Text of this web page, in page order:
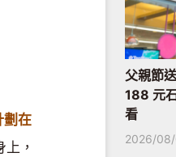
劃在
，
父親節
188 元
看
2026/